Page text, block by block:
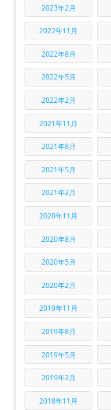
2023年2月
2022年11月
2022年8月
2022年5月
2022年2月
2021年11月
2021年8月
2021年5月
2021年2月
2020年11月
2020年8月
2020年5月
2020年2月
2019年11月
2019年8月
2019年5月
2019年2月
2018年11月